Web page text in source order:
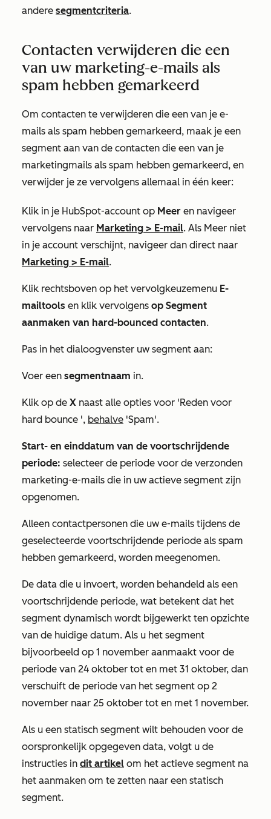
andere segmentcriteria.
Contacten verwijderen die een
van uw marketing-e-mails als
spam hebben gemarkeerd
Om contacten te verwijderen die een van je e-
mails als spam hebben gemarkeerd, maak je een
segment aan van de contacten die een van je
marketingmails als spam hebben gemarkeerd, en
verwijder je ze vervolgens allemaal in één keer:
Klik in je HubSpot-account op Meer en navigeer
vervolgens naar Marketing > E-mail. Als Meer niet
in je account verschijnt, navigeer dan direct naar
Marketing > E-mail.
Klik rechtsboven op het vervolgkeuzemenu E-
mailtools en klik vervolgens op Segment
aanmaken van hard-bounced contacten.
Pas in het dialoogvenster uw segment aan:
Voer een segmentnaam in.
Klik op de X naast alle opties voor 'Reden voor
hard bounce ', behalve 'Spam'.
Start- en einddatum van de voortschrijdende
periode: selecteer de periode voor de verzonden
marketing-e-mails die in uw actieve segment zijn
opgenomen.
Alleen contactpersonen die uw e-mails tijdens de
geselecteerde voortschrijdende periode als spam
hebben gemarkeerd, worden meegenomen.
De data die u invoert, worden behandeld als een
voortschrijdende periode, wat betekent dat het
segment dynamisch wordt bijgewerkt ten opzichte
van de huidige datum. Als u het segment
bijvoorbeeld op 1 november aanmaakt voor de
periode van 24 oktober tot en met 31 oktober, dan
verschuift de periode van het segment op 2
november naar 25 oktober tot en met 1 november.
Als u een statisch segment wilt behouden voor de
oorspronkelijk opgegeven data, volgt u de
instructies in dit artikel om het actieve segment na
het aanmaken om te zetten naar een statisch
segment.